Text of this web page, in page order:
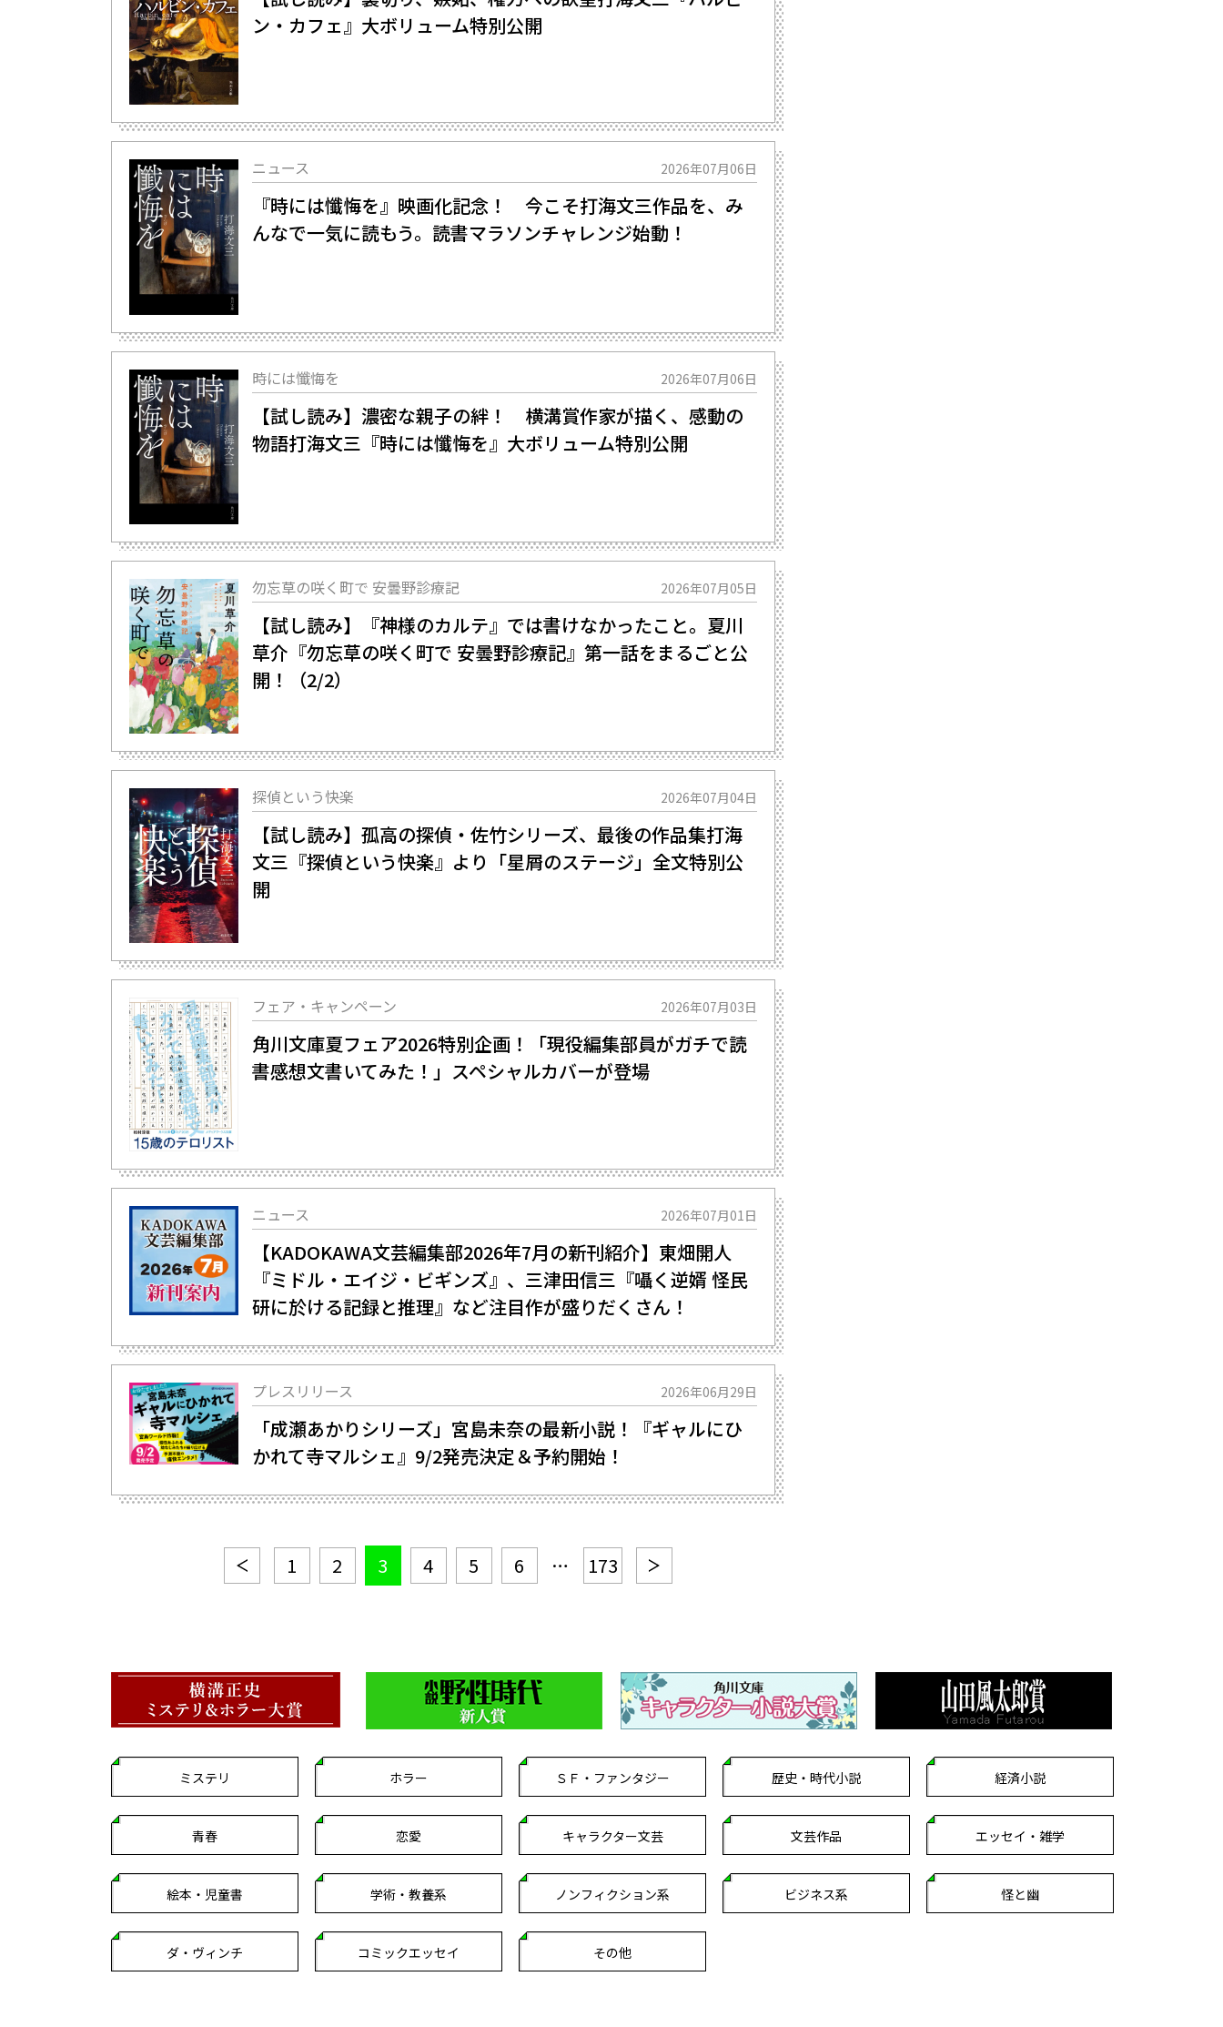
ン・カフェ』大ボリューム特別公開
ニュース 2026年07月06日
『時には懺悔を』映画化記念！ 今こそ打海文三作品を、み
んなで一気に読もう。読書マラソンチャレンジ始動！
時には懺悔を 2026年07月06日
【試し読み】濃密な親子の絆！ 横溝賞作家が描く、感動の
物語――打海文三『時には懺悔を』大ボリューム特別公開
勿忘草の咲く町で 安曇野診療記 2026年07月05日
【試し読み】『神様のカルテ』では書けなかったこと――。夏川
草介『勿忘草の咲く町で 安曇野診療記』第一話をまるごと公
開！（2/2）
探偵という快楽 2026年07月04日
【試し読み】孤高の探偵・佐竹シリーズ、最後の作品集――打海
文三『探偵という快楽』より「星屑のステージ」全文特別公
開
フェア・キャンペーン 2026年07月03日
角川文庫夏フェア2026特別企画！「現役編集部員がガチで読
書感想文書いてみた！」スペシャルカバーが登場
ニュース 2026年07月01日
【KADOKAWA文芸編集部2026年7月の新刊紹介】東畑開人
『ミドル・エイジ・ビギンズ』、三津田信三『囁く逆婿 怪民
研に於ける記録と推理』など注目作が盛りだくさん！
プレスリリース 2026年06月29日
「成瀬あかりシリーズ」宮島未奈の最新小説！『ギャルにひ
かれて寺マルシェ』9/2発売決定＆予約開始！
1 2 3 4 5 6 … 173
ミステリ ホラー ＳＦ・ファンタジー 歴史・時代小説 経済小説
青春 恋愛 キャラクター文芸 文芸作品 エッセイ・雑学
絵本・児童書 学術・教養系 ノンフィクション系 ビジネス系 怪と幽
ダ・ヴィンチ コミックエッセイ その他